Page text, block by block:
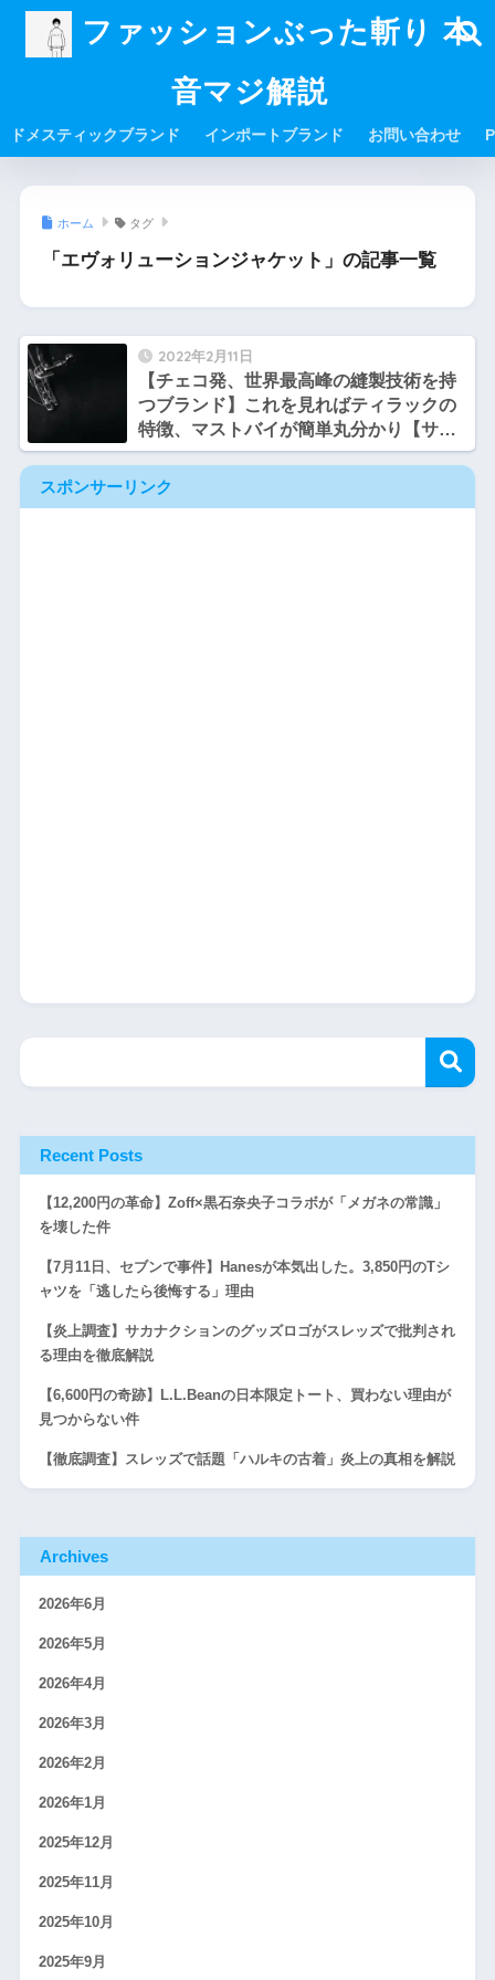
ファッションぶった斬り 本
音マジ解説
ドメスティックブランド インポートブランド お問い合わせ
ホーム タグ
「エヴォリューションジャケット」の記事一覧
2022年2月11日
【チェコ発、世界最高峰の縫製技術を持
つブランド】これを見ればティラックの
特徴、マストバイが簡単丸分かり【サト
シとヒロシのファッション談義】
スポンサーリンク
Recent Posts
【12,200円の革命】Zoff×黒石奈央子コラボが「メガネの常識」
を壊した件
【7月11日、セブンで事件】Hanesが本気出した。3,850円のTシ
ャツを「逃したら後悔する」理由
【炎上調査】サカナクションのグッズロゴがスレッズで批判され
る理由を徹底解説
【6,600円の奇跡】L.L.Beanの日本限定トート、買わない理由が
見つからない件
【徹底調査】スレッズで話題「ハルキの古着」炎上の真相を解説
Archives
2026年6月
2026年5月
2026年4月
2026年3月
2026年2月
2026年1月
2025年12月
2025年11月
2025年10月
2025年9月